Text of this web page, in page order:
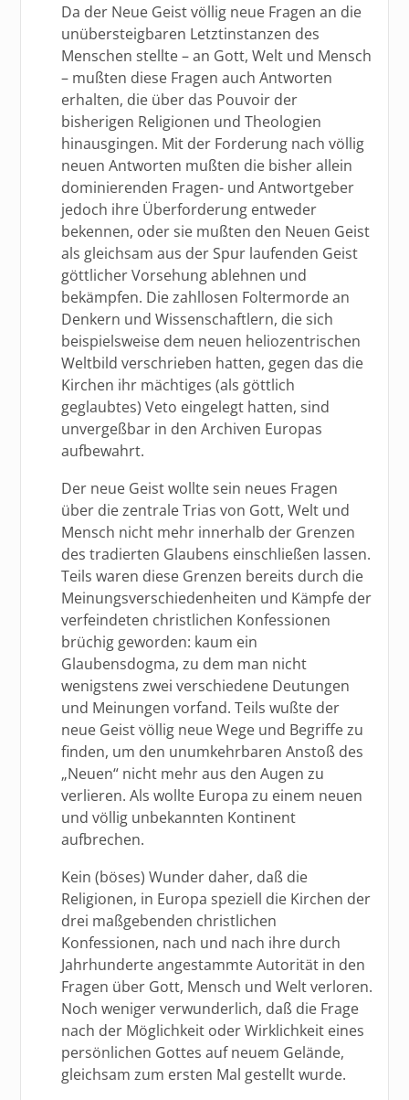
Da der Neue Geist völlig neue Fragen an die
unübersteigbaren Letztinstanzen des
Menschen stellte – an Gott, Welt und Mensch
– mußten diese Fragen auch Antworten
erhalten, die über das Pouvoir der
bisherigen Religionen und Theologien
hinausgingen. Mit der Forderung nach völlig
neuen Antworten mußten die bisher allein
dominierenden Fragen- und Antwortgeber
jedoch ihre Überforderung entweder
bekennen, oder sie mußten den Neuen Geist
als gleichsam aus der Spur laufenden Geist
göttlicher Vorsehung ablehnen und
bekämpfen. Die zahllosen Foltermorde an
Denkern und Wissenschaftlern, die sich
beispielsweise dem neuen heliozentrischen
Weltbild verschrieben hatten, gegen das die
Kirchen ihr mächtiges (als göttlich
geglaubtes) Veto eingelegt hatten, sind
unvergeßbar in den Archiven Europas
aufbewahrt.
Der neue Geist wollte sein neues Fragen
über die zentrale Trias von Gott, Welt und
Mensch nicht mehr innerhalb der Grenzen
des tradierten Glaubens einschließen lassen.
Teils waren diese Grenzen bereits durch die
Meinungsverschiedenheiten und Kämpfe der
verfeindeten christlichen Konfessionen
brüchig geworden: kaum ein
Glaubensdogma, zu dem man nicht
wenigstens zwei verschiedene Deutungen
und Meinungen vorfand. Teils wußte der
neue Geist völlig neue Wege und Begriffe zu
finden, um den unumkehrbaren Anstoß des
„Neuen“ nicht mehr aus den Augen zu
verlieren. Als wollte Europa zu einem neuen
und völlig unbekannten Kontinent
aufbrechen.
Kein (böses) Wunder daher, daß die
Religionen, in Europa speziell die Kirchen der
drei maßgebenden christlichen
Konfessionen, nach und nach ihre durch
Jahrhunderte angestammte Autorität in den
Fragen über Gott, Mensch und Welt verloren.
Noch weniger verwunderlich, daß die Frage
nach der Möglichkeit oder Wirklichkeit eines
persönlichen Gottes auf neuem Gelände,
gleichsam zum ersten Mal gestellt wurde.